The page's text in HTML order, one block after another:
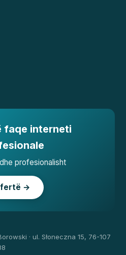
faqe interneti
profesionalisht
→
· ul. Słoneczna 15, 76-107